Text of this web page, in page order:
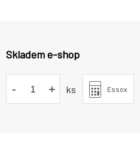
Skladem e-shop
- + ks Essox